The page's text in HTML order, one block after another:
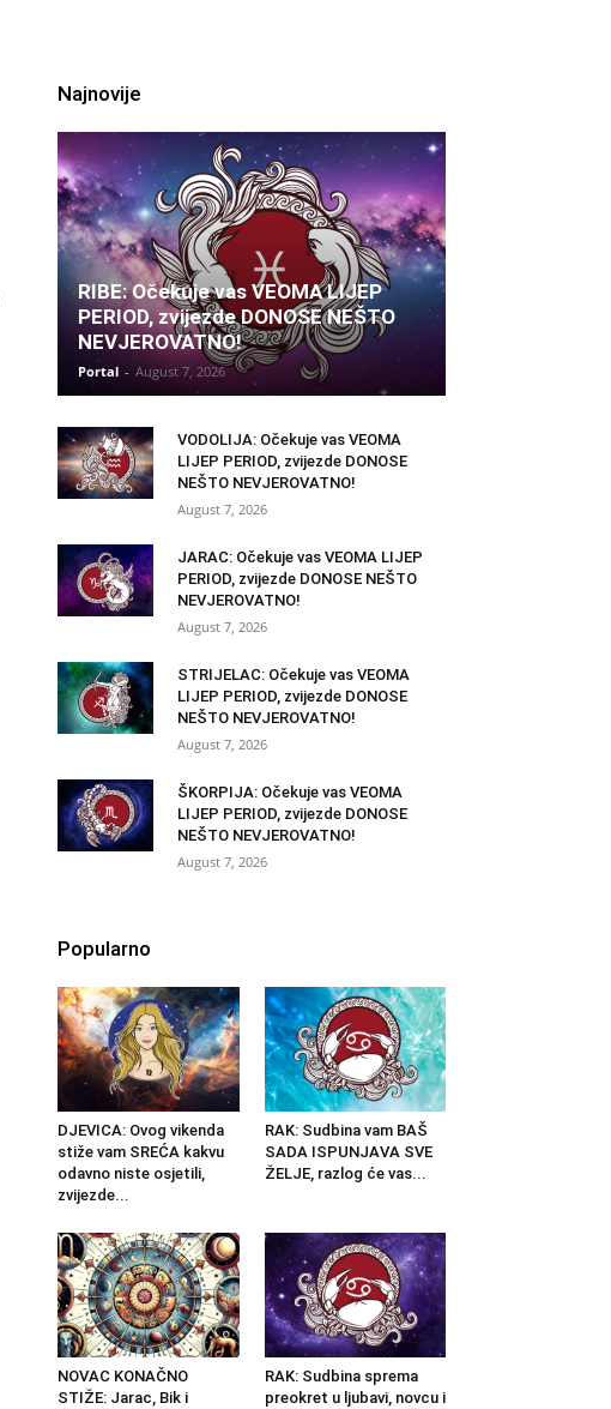
Najnovije
RIBE: Očekuje vas VEOMA LIJEP
PERIOD, zvijezde DONOSE NEŠTO
NEVJEROVATNO!
Portal - August 7, 2026
VODOLIJA: Očekuje vas VEOMA
LIJEP PERIOD, zvijezde DONOSE
NEŠTO NEVJEROVATNO!
August 7, 2026
JARAC: Očekuje vas VEOMA LIJEP
PERIOD, zvijezde DONOSE NEŠTO
NEVJEROVATNO!
August 7, 2026
STRIJELAC: Očekuje vas VEOMA
LIJEP PERIOD, zvijezde DONOSE
NEŠTO NEVJEROVATNO!
August 7, 2026
ŠKORPIJA: Očekuje vas VEOMA
LIJEP PERIOD, zvijezde DONOSE
NEŠTO NEVJEROVATNO!
August 7, 2026
Popularno
DJEVICA: Ovog vikenda
stiže vam SREĆA kakvu
odavno niste osjetili,
zvijezde...
RAK: Sudbina vam BAŠ
SADA ISPUNJAVA SVE
ŽELJE, razlog će vas...
NOVAC KONAČNO
STIŽE: Jarac, Bik i
RAK: Sudbina sprema
preokret u ljubavi, novcu i